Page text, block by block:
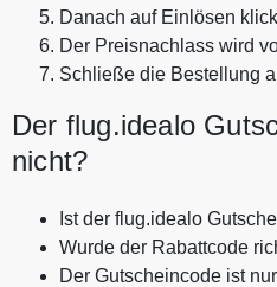
Danach auf Einlösen
Der Preisnachlass wird
Schließe die Bestellung
Der flug.idealo
nicht?
Ist der flug.idealo
Wurde der Rabattcode
Der Gutscheincode ist